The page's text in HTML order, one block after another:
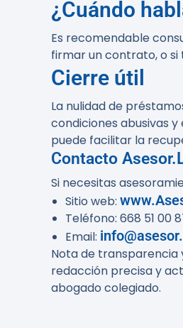
¿Cuándo
Es recomendable
firmar un contrato, o si
Cierre útil
La nulidad de
condiciones abusivas
puede facilitar la
Contacto
Si necesitas
Sitio web:
Teléfono: 668 51 00
Email:
Nota de transparencia
redacción precisa y
abogado colegiado.